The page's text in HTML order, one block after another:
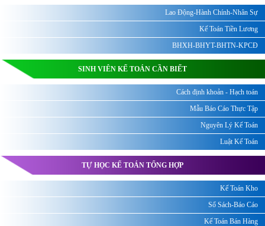
Lao Động-Hành Chính-Nhân Sự
Kế Toán Tiền Lương
BHXH-BHYT-BHTN-KPCĐ
SINH VIÊN KẾ TOÁN CẦN BIẾT
Cách định khoản - Hạch toán
Mẫu Báo Cáo Thực Tập
Nguyên Lý Kế Toán
Luật Kế Toán
TỰ HỌC KẾ TOÁN TỔNG HỢP
Kế Toán Kho
Sổ Sách-Báo Cáo
Kế Toán Bán Hàng